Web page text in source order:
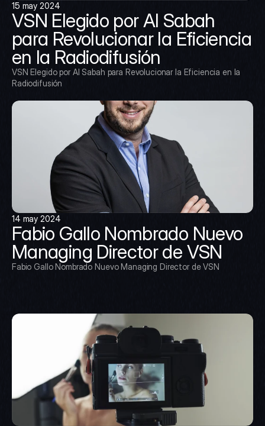
15 may 2024
VSN Elegido por Al Sabah
para Revolucionar la Eficiencia
en la Radiodifusión
VSN Elegido por Al Sabah para Revolucionar la Eficiencia en la
Radiodifusión
14 may 2024
Fabio Gallo Nombrado Nuevo
Managing Director de VSN
Fabio Gallo Nombrado Nuevo Managing Director de VSN